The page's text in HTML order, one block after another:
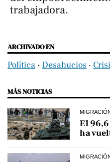
trabajadora.
ARCHIVADO EN
Política ‧ Desahucios ‧
MÁS NOTICIAS
El
ha